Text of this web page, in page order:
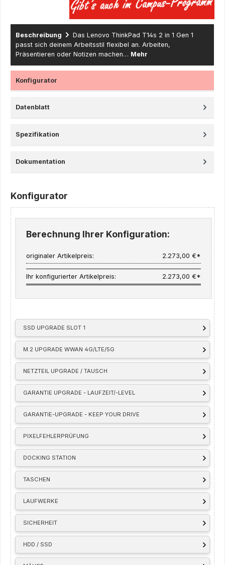
Beschreibung
Das Lenovo ThinkPad T14s 2 in 1 Gen 1
passt sich deinem Arbeitsstil flexibel an. Arbeiten,
Präsentieren oder Notizen machen… Mehr
Konfigurator
Datenblatt
Spezifikation
Dokumentation
Konfigurator
SSD UPGRADE SLOT 1
M.2 UPGRADE WWAN 4G/LTE/5G
NETZTEIL UPGRADE / TAUSCH
GARANTIE UPGRADE - LAUFZEIT/-LEVEL
GARANTIE-UPGRADE - KEEP YOUR DRIVE
PIXELFEHLERPRÜFUNG
DOCKING STATION
TASCHEN
LAUFWERKE
SICHERHEIT
HDD / SSD
Berechnung Ihrer Konfiguration:
originaler Artikelpreis: 2.273,00 €*
Ihr konfigurierter Artikelpreis: 2.273,00 €*